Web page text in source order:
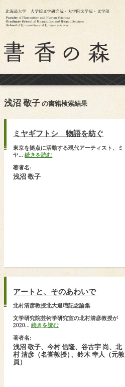
浅沼 敬子の書籍検索結果
ミヤギフトシ 物語を紡ぐ
東京を拠点に活動する現代アーティスト、ミ
ヤ...続きを読む
著者名:
浅沼 敬子
アートと、そのあわいで
北村清彦教授北大退職記念論集
文学研究院芸術学研究室の北村清彦教授が
2020...続きを読む
著者名:
浅沼 敬子、今村 信隆、谷古宇 尚、北
村 清彦（名誉教授） 、鈴木 幸人（元教
員）